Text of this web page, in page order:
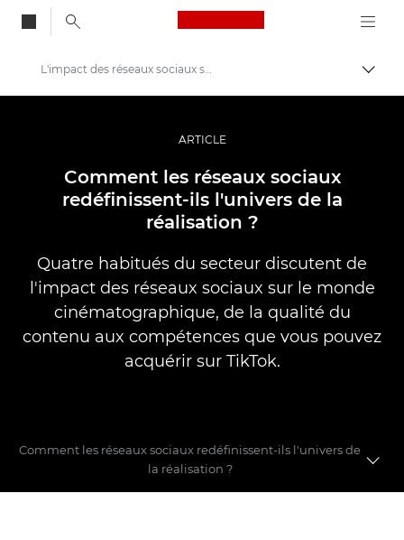
Canon Logo, back
Vidéo et photographie professionnelles
Histoires
L'impact des réseaux sociaux sur la réalisation
ARTICLE
Comment les réseaux sociaux
redéfinissent-ils l'univers de la
réalisation ?
Quatre habitués du secteur discutent de
l'impact des réseaux sociaux sur le monde
cinématographique, de la qualité du
contenu aux compétences que vous pouvez
acquérir sur TikTok.
Comment les réseaux sociaux redéfinissent-ils l'univers de
la réalisation ?